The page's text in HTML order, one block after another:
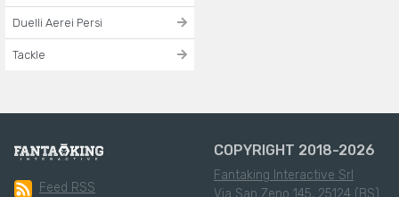
Duelli Aerei Persi
Tackle
Feed RSS
COPYRIGHT 2018-2026
Fantaking Interactive Srl